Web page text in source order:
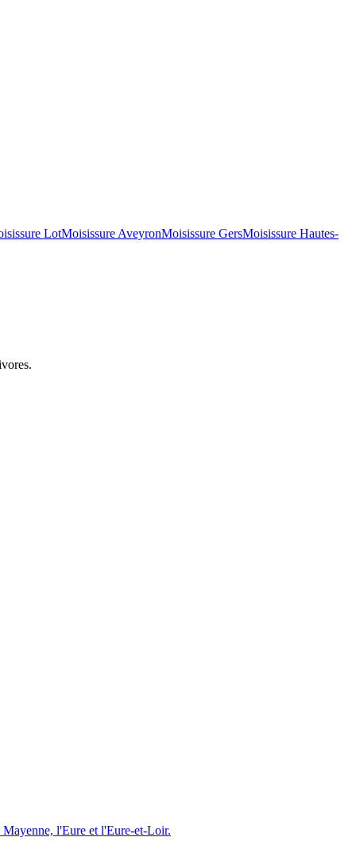
LotMoisissure AveyronMoisissure GersMoisissure Hautes-
Mayenne, l'Eure et l'Eure-et-Loir.